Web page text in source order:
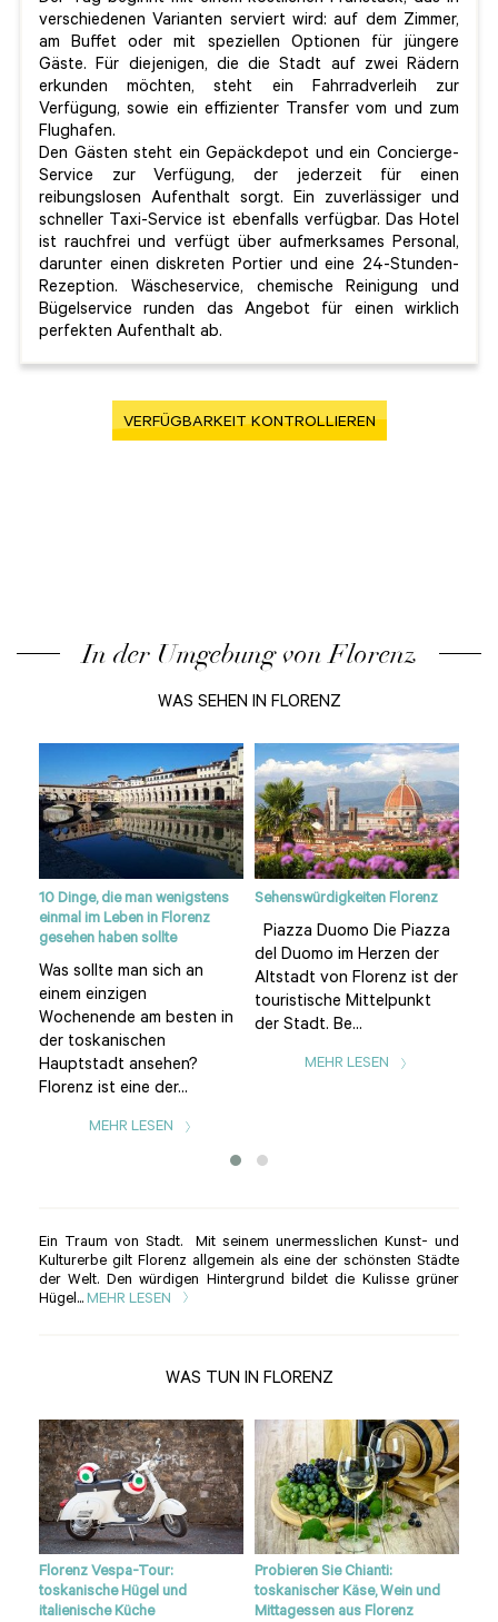
verschiedenen Varianten serviert wird: auf dem Zimmer,
am Buffet oder mit speziellen Optionen für jüngere
Gäste. Für diejenigen, die die Stadt auf zwei Rädern
erkunden möchten, steht ein Fahrradverleih zur
Verfügung, sowie ein effizienter Transfer vom und zum
Flughafen.
Den Gästen steht ein Gepäckdepot und ein Concierge-
Service zur Verfügung, der jederzeit für einen
reibungslosen Aufenthalt sorgt. Ein zuverlässiger und
schneller Taxi-Service ist ebenfalls verfügbar. Das Hotel
ist rauchfrei und verfügt über aufmerksames Personal,
darunter einen diskreten Portier und eine 24-Stunden-
Rezeption. Wäscheservice, chemische Reinigung und
Bügelservice runden das Angebot für einen wirklich
perfekten Aufenthalt ab.
VERFÜGBARKEIT KONTROLLIEREN
In der Umgebung von Florenz
WAS SEHEN IN FLORENZ
10 Dinge, die man wenigstens
einmal im Leben in Florenz
gesehen haben sollte
Was sollte man sich an
einem einzigen
Wochenende am besten in
der toskanischen
Hauptstadt ansehen?
Florenz ist eine der...
MEHR LESEN
Sehenswürdigkeiten Florenz
Piazza Duomo Die Piazza
del Duomo im Herzen der
Altstadt von Florenz ist der
touristische Mittelpunkt
der Stadt. Be...
MEHR LESEN
Ein Traum von Stadt. Mit seinem unermesslichen Kunst- und
Kulturerbe gilt Florenz allgemein als eine der schönsten Städte
der Welt. Den würdigen Hintergrund bildet die Kulisse grüner
Hügel... MEHR LESEN
WAS TUN IN FLORENZ
Florenz Vespa-Tour:
toskanische Hügel und
italienische Küche
Probieren Sie Chianti:
toskanischer Käse, Wein und
Mittagessen aus Florenz